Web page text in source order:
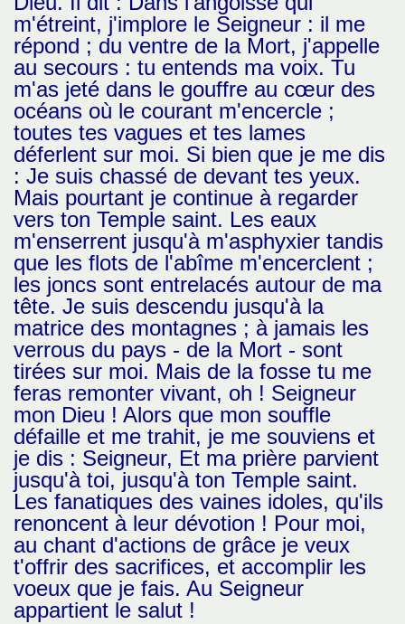
m'étreint, j'implore le Seigneur : il me
répond ; du ventre de la Mort, j'appelle
au secours : tu entends ma voix. Tu
m'as jeté dans le gouffre au cœur des
océans où le courant m'encercle ;
toutes tes vagues et tes lames
déferlent sur moi. Si bien que je me dis
: Je suis chassé de devant tes yeux.
Mais pourtant je continue à regarder
vers ton Temple saint. Les eaux
m'enserrent jusqu'à m'asphyxier tandis
que les flots de l'abîme m'encerclent ;
les joncs sont entrelacés autour de ma
tête. Je suis descendu jusqu'à la
matrice des montagnes ; à jamais les
verrous du pays - de la Mort - sont
tirées sur moi. Mais de la fosse tu me
feras remonter vivant, oh ! Seigneur
mon Dieu ! Alors que mon souffle
défaille et me trahit, je me souviens et
je dis : Seigneur, Et ma prière parvient
jusqu'à toi, jusqu'à ton Temple saint.
Les fanatiques des vaines idoles, qu'ils
renoncent à leur dévotion ! Pour moi,
au chant d'actions de grâce je veux
t'offrir des sacrifices, et accomplir les
voeux que je fais. Au Seigneur
appartient le salut !